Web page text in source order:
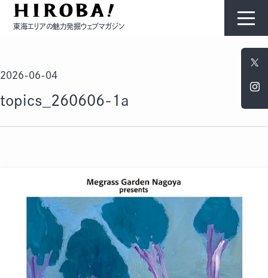
東海エリアの魅力発掘ウェブマガジン
コンテンツ
季節・まち まち・スポット
2026-06-04
topics_260606-1a